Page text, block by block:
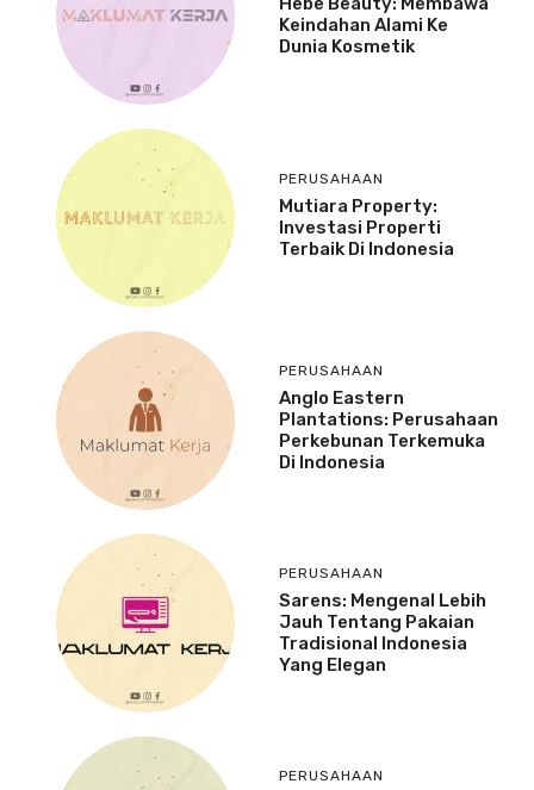
Keindahan Alami Ke
Dunia Kosmetik
PERUSAHAAN
Mutiara Property:
Investasi Properti
Terbaik Di Indonesia
PERUSAHAAN
Anglo Eastern
Plantations: Perusahaan
Perkebunan Terkemuka
Di Indonesia
PERUSAHAAN
Sarens: Mengenal Lebih
Jauh Tentang Pakaian
Tradisional Indonesia
Yang Elegan
PERUSAHAAN